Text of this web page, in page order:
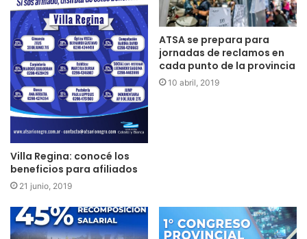
Villa Regina: conocé los
beneficios para afiliados
21 junio, 2019
ATSA se prepara para
jornadas de reclamos en
cada punto de la provincia
10 abril, 2019